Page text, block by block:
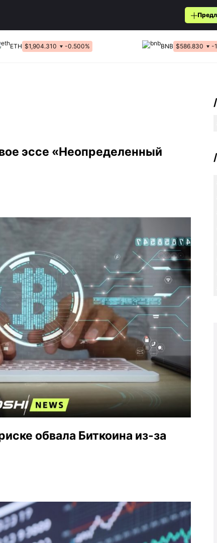
ETH $1,904.310 -0.500% BNB $586.830 -
эссе «Неопределенный
обвала Биткоина из-за